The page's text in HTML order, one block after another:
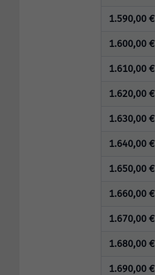
1.590,00 €
1.600,00 €
1.610,00 €
1.620,00 €
1.630,00 €
1.640,00 €
1.650,00 €
1.660,00 €
1.670,00 €
1.680,00 €
1.690,00 €